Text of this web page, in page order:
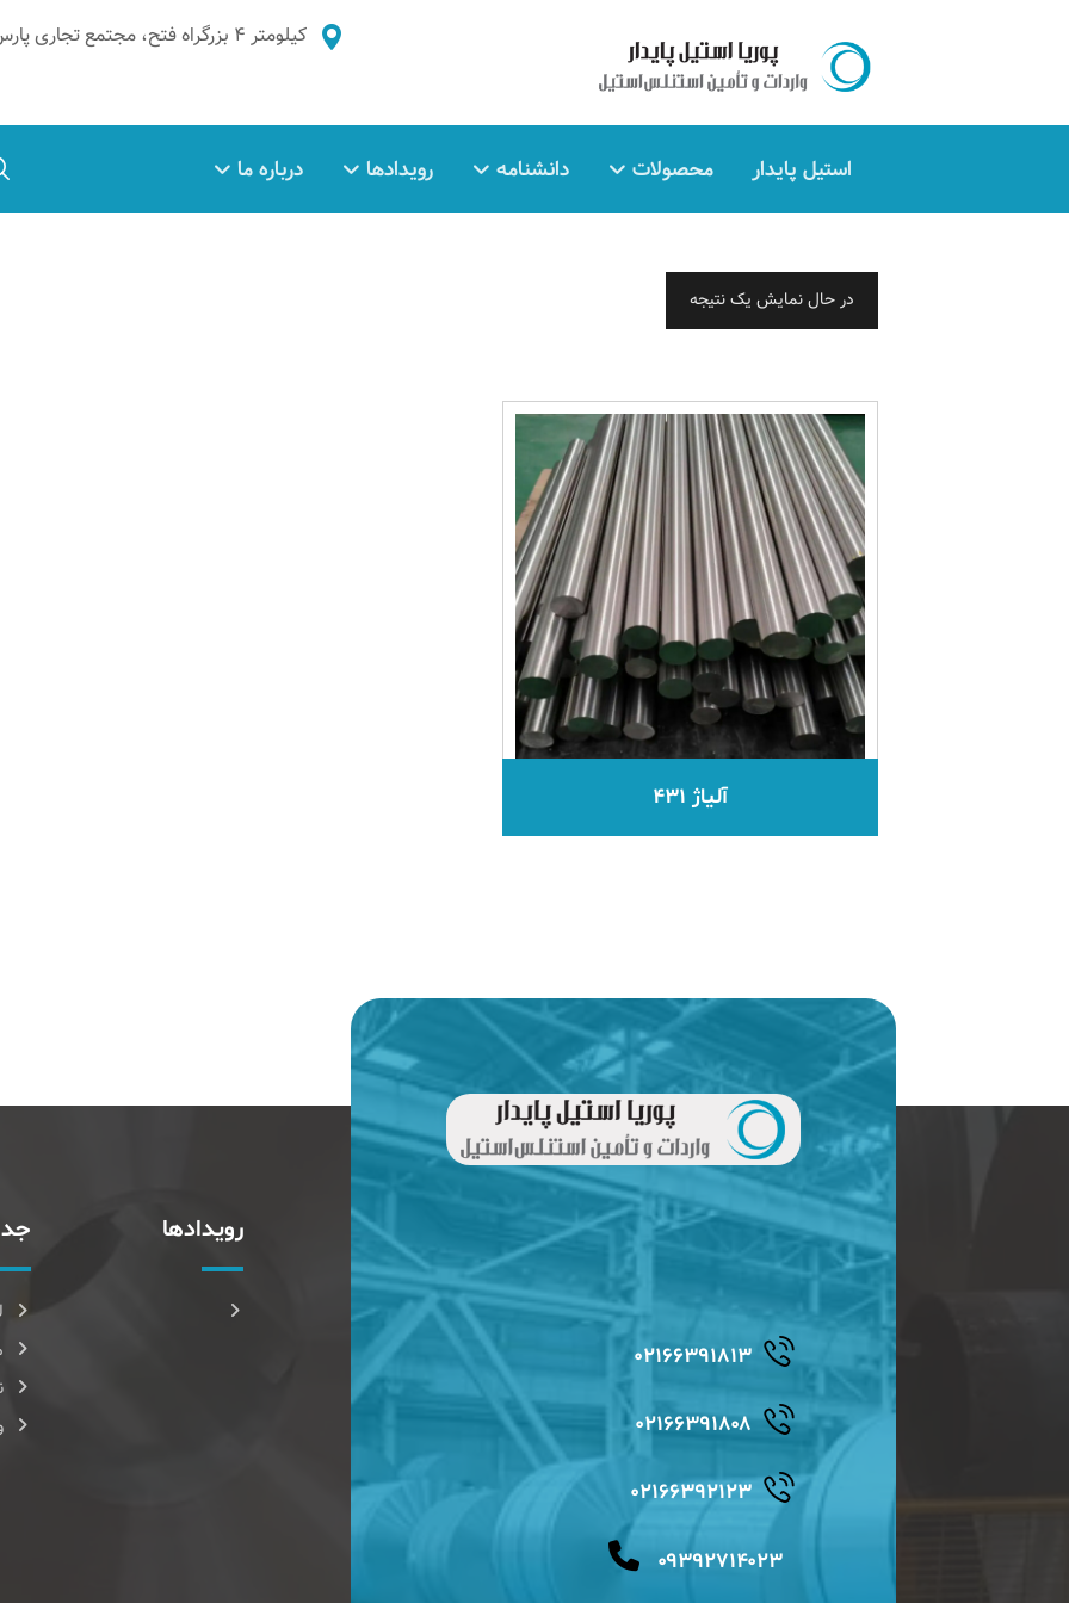
کیلومتر ۴ بزرگراه فتح، مجتمع تجاری پارس غدیر، طبقه ۲، واحد ۵
استیل پایدار محصولات دانشنامه رویدادها درباره ما
در حال نمایش یک نتیجه
آلیاژ ۴۳۱
۰۲۱۶۶۳۹۱۸۱۳
۰۲۱۶۶۳۹۱۸۰۸
۰۲۱۶۶۳۹۲۱۲۳
۰۹۳۹۲۷۱۴۰۲۳
رویدادها